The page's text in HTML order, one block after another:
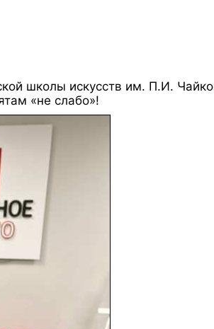
школы искусств им. П.И.
«не слабо»!